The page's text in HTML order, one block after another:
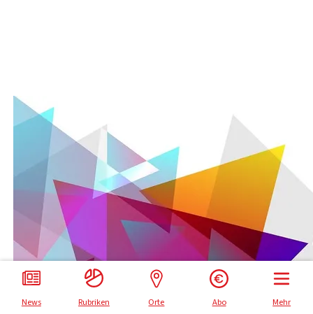
Impressum
Datenschutz
News Rubriken Orte Abo Mehr